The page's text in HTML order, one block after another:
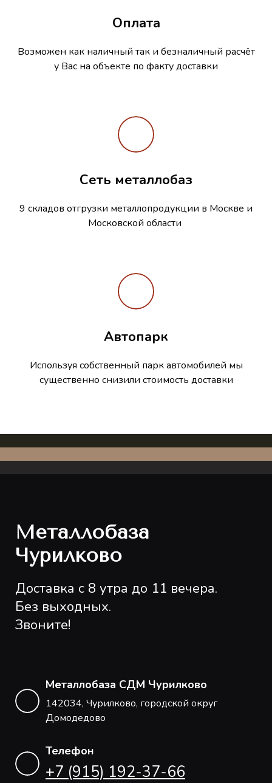
Оплата
Возможен как наличный так и безналичный расчёт
у Вас на объекте по факту доставки
Сеть металлобаз
9 складов отгрузки металлопродукции в Москве и
Московской области
Автопарк
Используя собственный парк автомобилей мы
существенно снизили стоимость доставки
Металлобаза
Чурилково
Доставка с 8 утра до 11 вечера.
Без выходных.
Звоните!
Металлобаза СДМ Чурилково
142034, Чурилково, городской округ
Домодедово
Телефон
+7 (915) 192-37-66